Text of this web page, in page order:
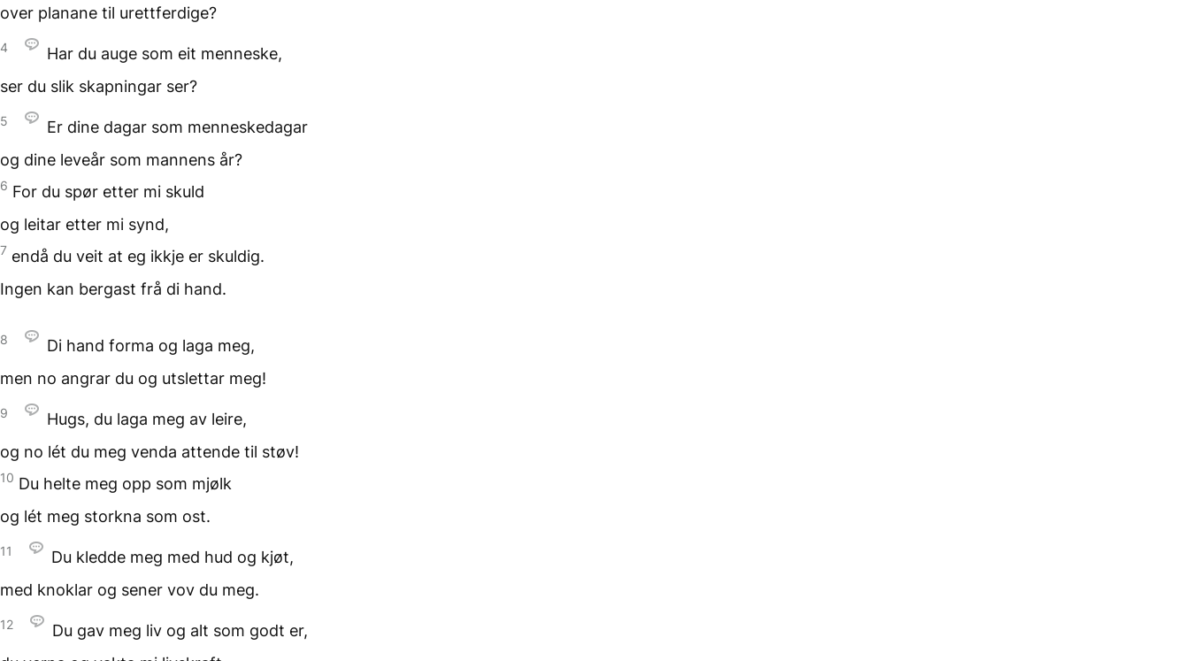
over planane til urettferdige?
4 Har du auge som eit menneske,
ser du slik skapningar ser?
5 Er dine dagar som menneskedagar
og dine leveår som mannens år?
6 For du spør etter mi skuld
og leitar etter mi synd,
7 endå du veit at eg ikkje er skuldig.
Ingen kan bergast frå di hand.
8
Di hand forma og laga meg,
men no angrar du og utslettar meg!
9
Hugs, du laga meg av leire,
og no lét du meg venda attende til støv!
10 Du helte meg opp som mjølk
og lét meg storkna som ost.
11 Du kledde meg med hud og kjøt,
med knoklar og sener vov du meg.
12 Du gav meg liv og alt som godt er,